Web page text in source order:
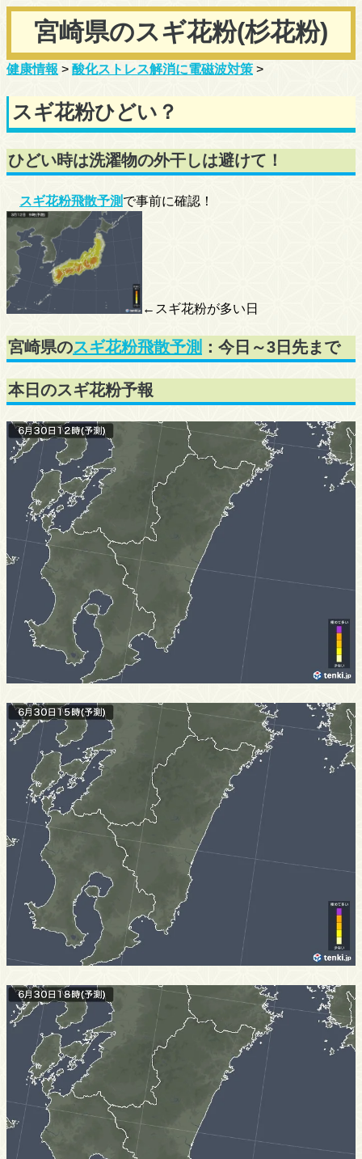
宮崎県のスギ花粉(杉花粉)
健康情報 > 酸化ストレス解消に電磁波対策 >
スギ花粉ひどい？
ひどい時は洗濯物の外干しは避けて！
スギ花粉飛散予測 で事前に確認！
←スギ花粉が多い日
宮崎県のスギ花粉飛散予測 ：今日～3日先まで
本日のスギ花粉予報